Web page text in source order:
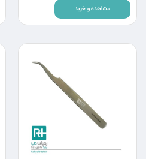
مشاهده و خرید